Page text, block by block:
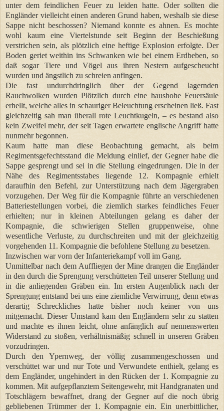
unter dem feindlichen Feuer zu leiden hatte. Oder sollten die
Engländer vielleicht einen anderen Grund haben, weshalb sie diese
Sappe nicht beschossen? Niemand konnte es ahnen. Es mochte
wohl kaum eine Viertelstunde seit Beginn der Beschießung
verstrichen sein, als plötzlich eine heftige Explosion erfolgte. Der
Boden geriet weithin ins Schwanken wie bei einem Erdbeben, so
daß sogar Tiere und Vögel aus ihren Nestern aufgescheucht
wurden und ängstlich zu schreien anfingen.
Die fast undurchdringlich über der Gegend lagernden
Rauchwolken wurden Plötzlich durch eine haushohe Feuersäule
erhellt, welche alles in schauriger Beleuchtung erscheinen ließ. Fast
gleichzeitig sah man überall rote Leuchtkugeln, – es bestand also
kein Zweifel mehr, der seit Tagen erwartete englische Angriff hatte
nunmehr begonnen.
Kaum hatte man diese Beobachtung gemacht, als beim
Regimentsgefechtsstand die Meldung einlief, der Gegner habe die
Sappe gesprengt und sei in die Stellung eingedrungen. Die in der
Nähe des Regimentsstabes liegende 12. Kompagnie erhielt
daraufhin den Befehl, zur Unterstützung nach dem Jägergraben
vorzugehen. Der Weg für die Kompagnie führte an verschiedenen
Batteriestellungen vorbei, die ziemlich starkes feindliches Feuer
erhielten; nur in kleinen Abteilungen gelang es daher der
Kompagnie, die schwierigen Stellen gruppenweise, ohne
wesentliche Verluste, zu durchschreiten und mit der gleichzeitig
vorgehenden 11. Kompagnie die befohlene Stellung zu besetzen.
Inzwischen war vorn der Infanteriekampf voll im Gang.
Unmittelbar nach dem Auffliegen der Mine drangen die Engländer
in den durch die Sprengung verschütteten Teil unserer Stellung und
in die anliegenden Gräben ein. Im ersten Augenblick nach der
Sprengung entstand bei uns eine ziemliche Verwirrung, denn etwas
derartig Schreckliches hatte bisher noch keiner von uns
mitgemacht. Dieser Umstand kam den Engländern sehr zu statten
und machte es ihnen leicht, ohne anfänglich auf nennenswerten
Widerstand zu stoßen, verhältnismäßig schnell in unseren Gräben
vorzudringen.
Durch den Ypernweg, der völlig zusammengeschossen und
verschüttet war und nur Tote und Verwundete enthielt, gelang es
dem Engländer, ungehindert in den Rücken der 1. Kompagnie zu
kommen. Mit aufgepflanztem Seitengewehr, mit Handgranaten und
Totschlägern bewaffnet, drang der Gegner auf die noch übrig
gebliebenen Trümmer der 1. Kompagnie ein. Ein unerbittlicher,